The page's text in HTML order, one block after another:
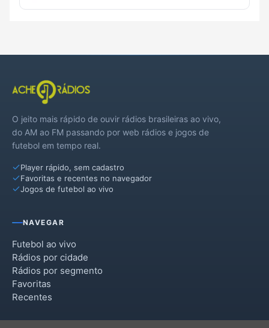
O jeito mais rápido de ouvir rádios brasileiras ao vivo,
do AM ao FM passando por web rádios e jogos de
futebol em tempo real.
Player rápido, sem cadastro
Favoritas e recentes no navegador
Jogos de futebol ao vivo
NAVEGAR
Futebol ao vivo
Rádios por cidade
Rádios por segmento
Favoritas
Recentes